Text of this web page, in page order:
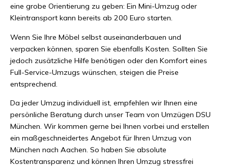
eine grobe Orientierung zu geben: Ein Mini-Umzug oder
Kleintransport kann bereits ab 200 Euro starten.
Wenn Sie Ihre Möbel selbst auseinanderbauen und
verpacken können, sparen Sie ebenfalls Kosten. Sollten Sie
jedoch zusätzliche Hilfe benötigen oder den Komfort eines
Full-Service-Umzugs wünschen, steigen die Preise
entsprechend.
Da jeder Umzug individuell ist, empfehlen wir Ihnen eine
persönliche Beratung durch unser Team von Umzügen DSU
München. Wir kommen gerne bei Ihnen vorbei und erstellen
ein maßgeschneidertes Angebot für Ihren Umzug von
München nach Aachen. So haben Sie absolute
Kostentransparenz und können Ihren Umzug stressfrei